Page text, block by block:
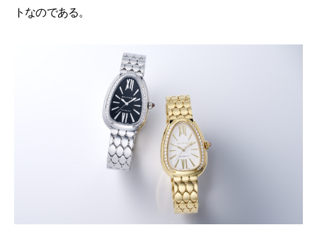
トなのである。